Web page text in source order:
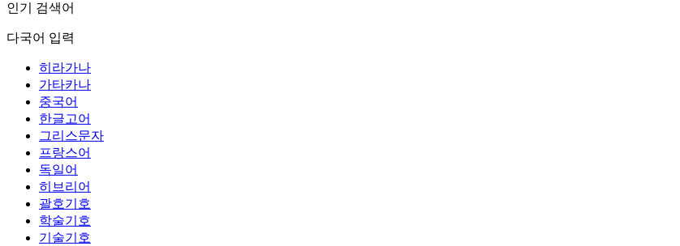
인기 검색어
다국어 입력
히라가나
가타카나
중국어
한글고어
그리스문자
프랑스어
독일어
히브리어
괄호기호
학술기호
기술기호